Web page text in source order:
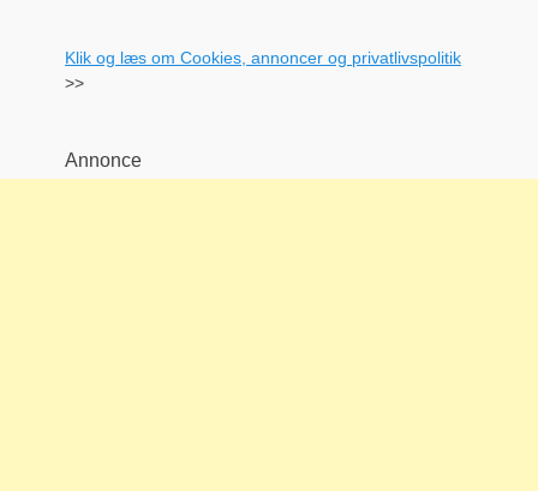
Klik og læs om Cookies, annoncer og privatlivspolitik
>>
Annonce